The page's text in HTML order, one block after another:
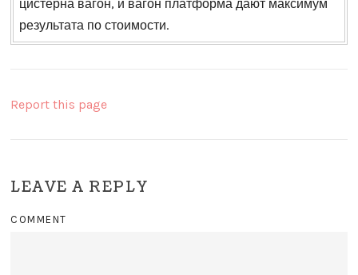
цистерна вагон, и вагон платформа дают максимум
результата по стоимости.
Report this page
LEAVE A REPLY
COMMENT